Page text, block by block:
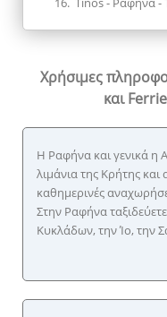
Χρήσιμες
και
Η Ραφήνα και γενικά η
λιμάνια της Κρήτης
καθημερινές
Στην Ραφήνα
Κυκλάδων, την Ίο, την